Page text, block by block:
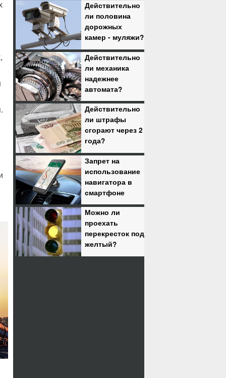
Действительно
ли половина
дорожных
камер - муляжи?
Действительно
ли механика
надежнее
автомата?
Действительно
ли штрафы
сгорают через 2
года?
Запрет на
использование
навигатора в
смартфоне
Можно ли
проехать
перекресток под
желтый?